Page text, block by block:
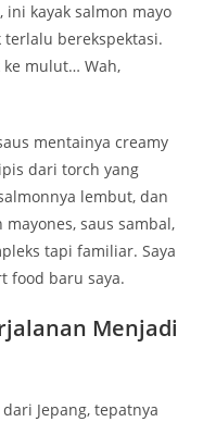
ini kayak salmon mayo
terlalu berekspektasi.
mulut… Wah,
mentainya creamy
dari torch yang
lembut, dan
saus sambal,
tapi familiar. Saya
food baru saya.
Menjadi
Jepang, tepatnya